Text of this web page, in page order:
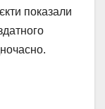
показали